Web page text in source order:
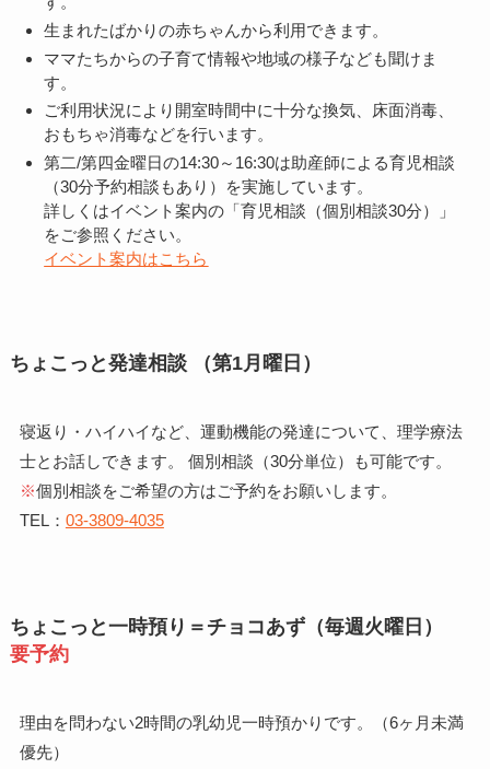
生まれたばかりの赤ちゃんから利用できます。
ママたちからの子育て情報や地域の様子なども聞けま
す。
ご利用状況により開室時間中に十分な換気、床面消毒、
おもちゃ消毒などを行います。
第二/第四金曜日の14:30～16:30は助産師による育児相談
（30分予約相談もあり）を実施しています。
詳しくはイベント案内の「育児相談（個別相談30分）」
をご参照ください。
イベント案内はこちら
ちょこっと発達相談 （第1月曜日）
寝返り・ハイハイなど、運動機能の発達について、理学療法
士とお話しできます。 個別相談（30分単位）も可能です。
※個別相談をご希望の方はご予約をお願いします。
TEL： 03-3809-4035
ちょこっと一時預り＝チョコあず（毎週火曜日）
要予約
理由を問わない2時間の乳幼児一時預かりです。（6ヶ月未満
優先）